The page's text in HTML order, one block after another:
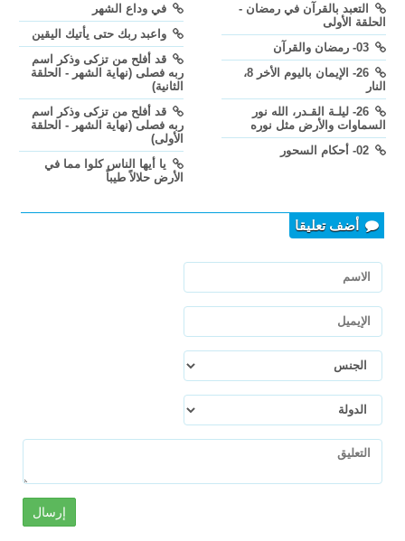
التعبد بالقرآن في رمضان -
الحلقة الأولى
26- الإيمان باليوم الأخر 8،
النار
26- ليلـة القـدر، الله نور
السماوات والأرض مثل نوره
في وداع الشهر
واعبد ربك حتى يأتيك اليقين
قد أفلح من تزكى وذكر اسم
ربه فصلى (نهاية الشهر - الحلقة
الثانية)
قد أفلح من تزكى وذكر اسم
ربه فصلى (نهاية الشهر - الحلقة
الأولى)
يا أيها الناس كلوا مما في
الأرض حلالاً طيباً
أضف تعليقا
إرسال